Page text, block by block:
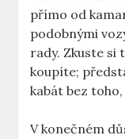
přímo od
podobnými
rady. Zkuste si
koupíte;
kabát bez toho,
V konečném